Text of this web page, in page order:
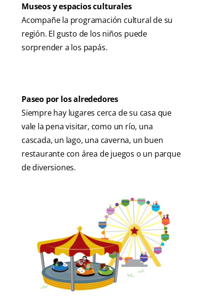
Museos y espacios culturales
Acompañe la programación cultural de su
región. El gusto de los niños puede
sorprender a los papás.
Paseo por los alrededores
Siempre hay lugares cerca de su casa que
vale la pena visitar, como un río, una
cascada, un lago, una caverna, un buen
restaurante con área de juegos o un parque
de diversiones.